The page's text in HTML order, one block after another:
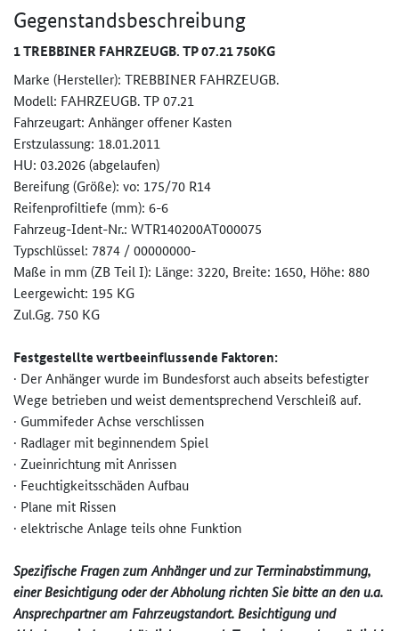
Gegenstandsbeschreibung
1 TREBBINER FAHRZEUGB. TP 07.21 750KG
Marke (Hersteller): TREBBINER FAHRZEUGB.
Modell: FAHRZEUGB. TP 07.21
Fahrzeugart: Anhänger offener Kasten
Erstzulassung: 18.01.2011
HU: 03.2026 (abgelaufen)
Bereifung (Größe): vo: 175/70 R14
Reifenprofiltiefe (mm): 6-6
Fahrzeug-Ident-Nr.: WTR140200AT000075
Typschlüssel: 7874 / 00000000-
Maße in mm (ZB Teil I): Länge: 3220, Breite: 1650, Höhe: 880
Leergewicht: 195 KG
Zul.Gg. 750 KG
Festgestellte wertbeeinflussende Faktoren:
· Der Anhänger wurde im Bundesforst auch abseits befestigter
Wege betrieben und weist dementsprechend Verschleiß auf.
· Gummifeder Achse verschlissen
· Radlager mit beginnendem Spiel
· Zueinrichtung mit Anrissen
· Feuchtigkeitsschäden Aufbau
· Plane mit Rissen
· elektrische Anlage teils ohne Funktion
Spezifische Fragen zum Anhänger und zur Terminabstimmung,
einer Besichtigung oder der Abholung richten Sie bitte an den u.a.
Ansprechpartner am Fahrzeugstandort. Besichtigung und